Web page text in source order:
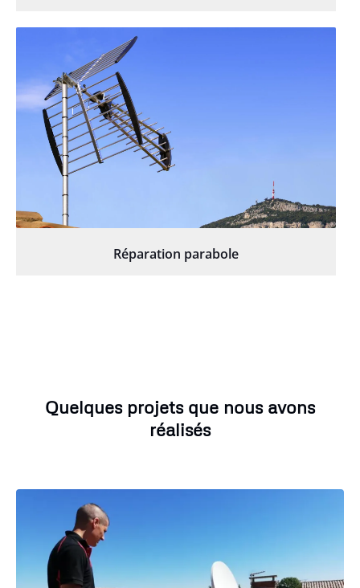
Réparation parabole
Quelques projets que nous avons
réalisés